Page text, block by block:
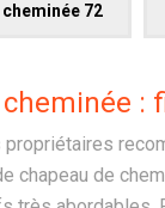
72
:
chapeau de